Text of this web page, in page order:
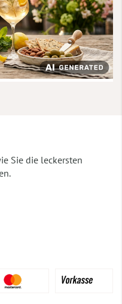
Sie die leckersten